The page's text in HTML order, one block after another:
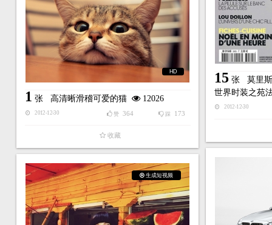
15张 莫里
世界时装之苑
2012-12-30
HD
1 张 高清晰滑稽可爱的猫 12026
2012-12-30 踩 173
赞 364
收藏
生成短视频